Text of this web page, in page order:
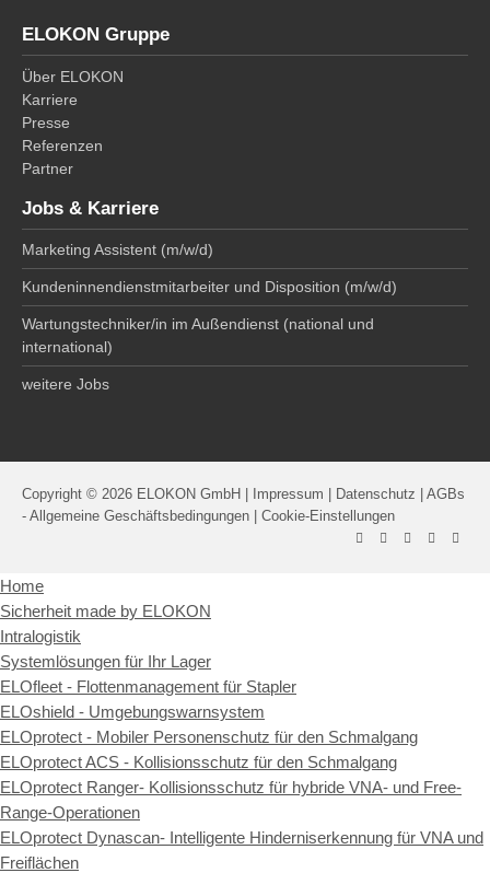
ELOKON Gruppe
Über ELOKON
Karriere
Presse
Referenzen
Partner
Jobs & Karriere
Marketing Assistent (m/w/d)
Kundeninnendienstmitarbeiter und Disposition (m/w/d)
Wartungstechniker/in im Außendienst (national und
international)
weitere Jobs
Copyright © 2026 ELOKON GmbH | Impressum Datenschutz
AGBs
- Allgemeine Geschäftsbedingungen
Cookie-Einstellungen
Home
Sicherheit made by ELOKON
Intralogistik
Systemlösungen für Ihr Lager
ELOfleet - Flottenmanagement für Stapler
ELOshield - Umgebungswarnsystem
ELOprotect - Mobiler Personenschutz für den Schmalgang
ELOprotect ACS - Kollisionsschutz für den Schmalgang
ELOprotect Ranger- Kollisionsschutz für hybride VNA- und Free-
Range-Operationen
ELOprotect Dynascan- Intelligente Hinderniserkennung für VNA und
Freiflächen